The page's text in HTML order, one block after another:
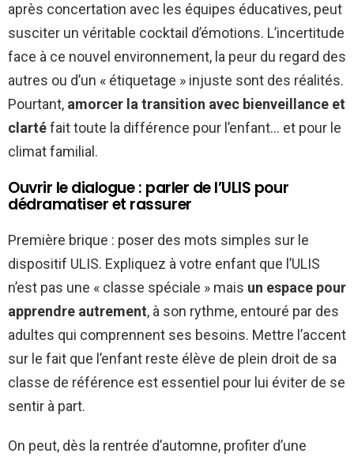
après concertation avec les équipes éducatives, peut
susciter un véritable cocktail d’émotions. L’incertitude
face à ce nouvel environnement, la peur du regard des
autres ou d’un « étiquetage » injuste sont des réalités.
Pourtant, amorcer la transition avec bienveillance et
clartéfait toute la différence pour l’enfant… et pour le
climat familial.
Ouvrir le dialogue : parler de l’ULIS pour
dédramatiser et rassurer
Première brique : poser des mots simples sur le
dispositif ULIS. Expliquez à votre enfant que l’ULIS
n’est pas une « classe spéciale » mais un espace pour
apprendre autrement, à son rythme, entouré par des
adultes qui comprennent ses besoins. Mettre l’accent
sur le fait que l’enfant reste élève de plein droit de sa
classe de référence est essentiel pour lui éviter de se
sentir à part.
On peut, dès la rentrée d’automne, profiter d’une